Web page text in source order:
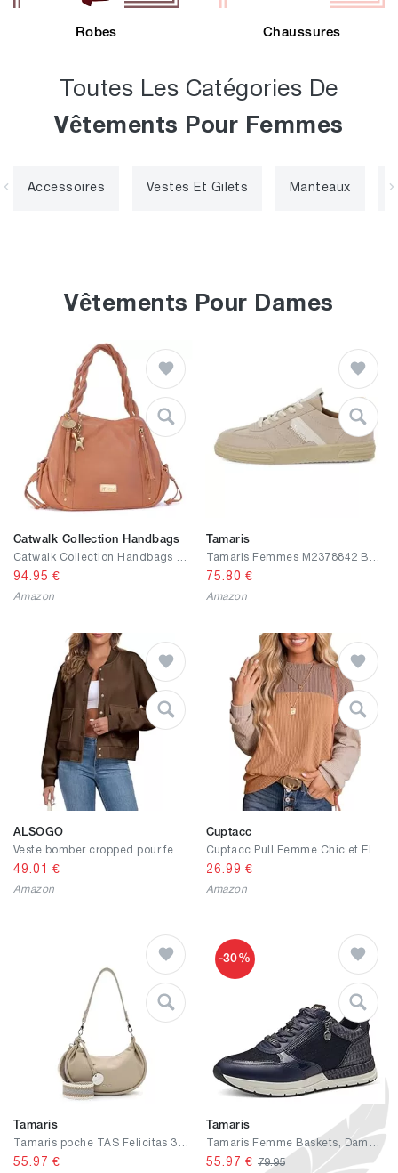
Robes Chaussures
Toutes Les Catégories De
Vêtements Pour Femmes
Accessoires Vestes Et Gilets Manteaux
Vêtements Pour Dames
Catwalk Collection Handbags
94.95 €
Amazon
Tamaris
75.80 €
Amazon
ALSOGO
49.01 €
Amazon
Cuptacc
26.99 €
Amazon
Tamaris
55.97 €
-30%
Tamaris
55.97 € 79.95